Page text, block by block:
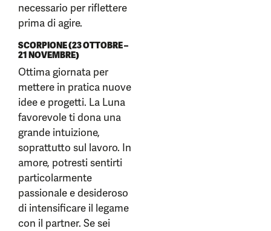
necessario per riflettere
prima di agire.
SCORPIONE (23 OTTOBRE –
21 NOVEMBRE)
Ottima giornata per
mettere in pratica nuove
idee e progetti. La Luna
favorevole ti dona una
grande intuizione,
soprattutto sul lavoro. In
amore, potresti sentirti
particolarmente
passionale e desideroso
di intensificare il legame
con il partner. Se sei